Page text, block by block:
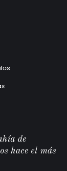
de
hace el más